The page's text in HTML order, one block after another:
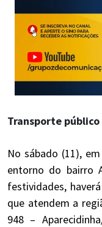
Transporte público
No sábado (11),
entorno do bairro
festividades,
que atendem a
948 –